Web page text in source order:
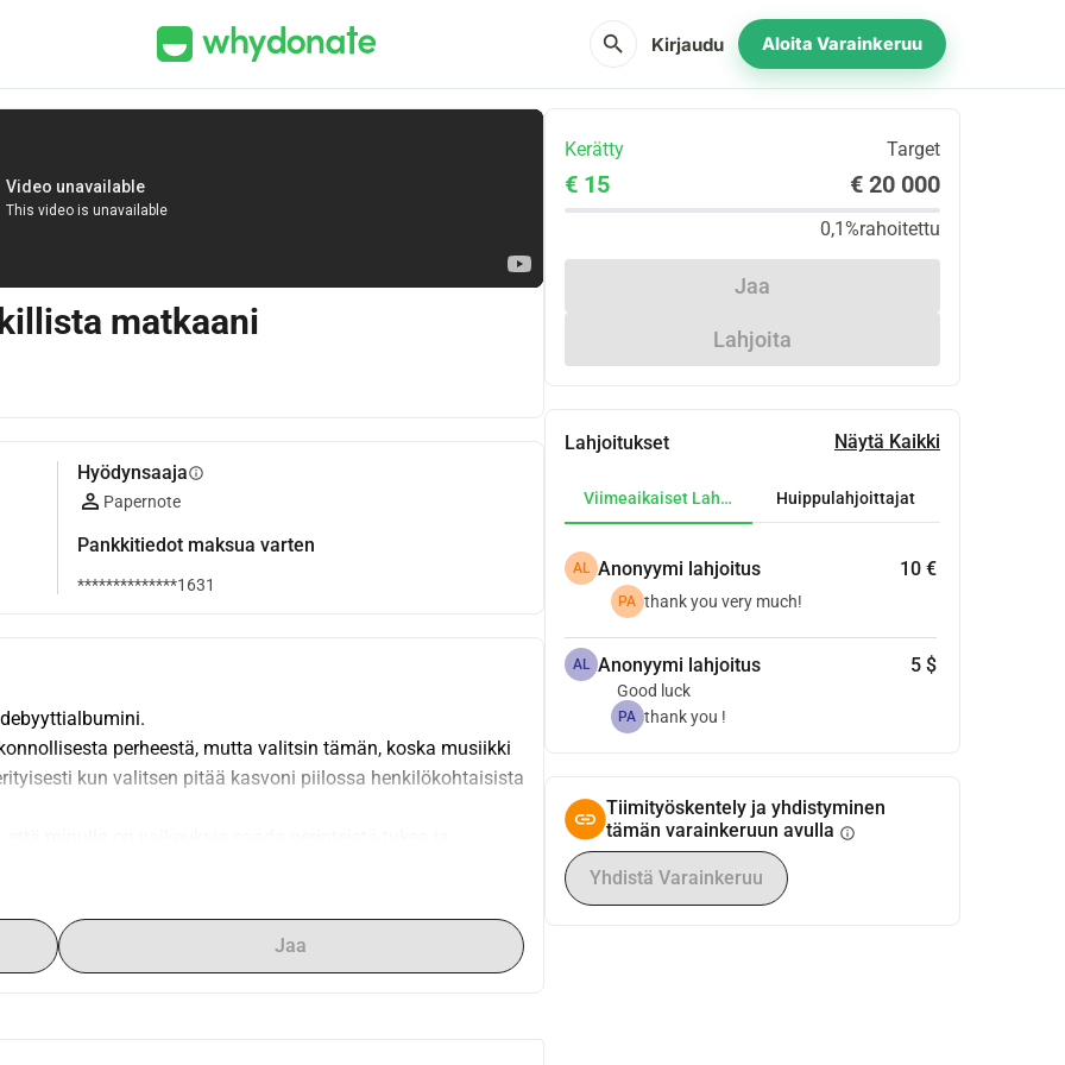
search Kirjaudu Aloita Varainkeruu
matkaani
Hyödynsaajainfo
Papernote
Pankkitiedot maksua varten
**************1631
perheestä, mutta valitsin tämän, koska musiikki
kun valitsen pitää kasvoni piilossa henkilökohtaisista
että autat minua tässä.
Lisäksi se korvataan niistä tuloista, jotka menetän
tähän projektiin.
Jaa
Kerätty Target
€ 15 € 20 000
0,1%rahoitettu
Jaa
Lahjoita
Lahjoitukset Näytä Kaikki
Viimeaikaiset LahjoituksetHuippulahjoittajat
AL Anonyymi lahjoitus 10 €
PA thank you very much!
AL Anonyymi lahjoitus 5 $
Good luck
PA thank you !
Tiimityöskentely ja yhdistyminen
tämän varainkeruun avulla info
Yhdistä Varainkeruu